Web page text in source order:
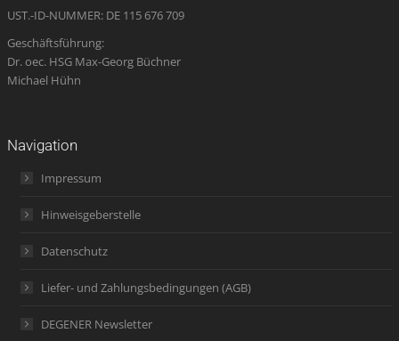
UST.-ID-NUMMER: DE 115 676 709
Geschäftsführung:
Dr. oec. HSG Max-Georg Büchner
Michael Hühn
Navigation
Impressum
Hinweisgeberstelle
Datenschutz
Liefer- und Zahlungsbedingungen (AGB)
DEGENER Newsletter